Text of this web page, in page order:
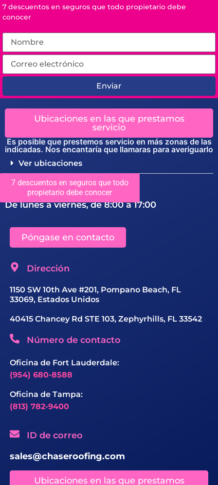
7 descuentos en seguros que todo
propietario debe conocer
7 descuentos en seguros que todo propietario debe
conocer
Enviar
Ubicaciones en las que prestamos
servicio
Es posible que prestemos servicio en más zonas de las
indicadas. Nos encantaría que llamaras para averiguarlo
Ver ubicaciones
Estamos abiertos de
De lunes a viernes, de 8:00 a 17:00
Póngase en contacto
Dirección
1150 SW 10th Ave #201, Pompano Beach, FL
33069, Estados Unidos
40415 Chancey Rd STE 103, Zephyrhills, FL 33542
Número de contacto
Oficina de Fort Lauderdale:
(954) 680-8588
Oficina de Tampa:
(813) 782-9400
ID de correo
sales@chaseroofing.com
Ubicaciones en las que prestamos